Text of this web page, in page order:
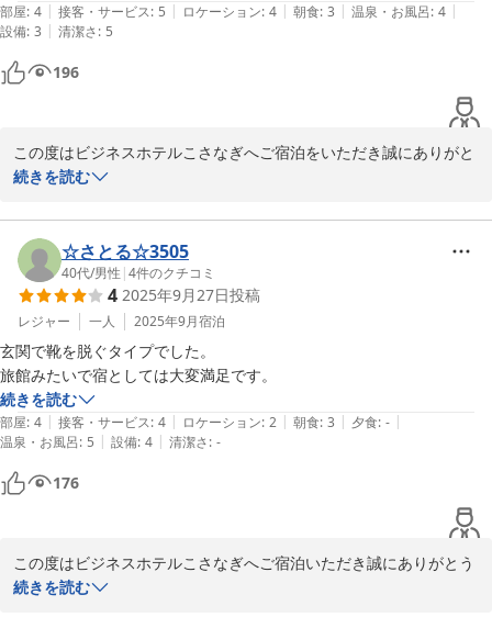
ビジネスホテル こさなぎ
部屋: 4 | 接客・サービス: 5 | ロケーション: 4 | 朝食: 3 | 温泉・お風呂: 4 |
設備: 3 | 清潔さ: 5
196
この度はビジネスホテルこさなぎへご宿泊をいただき誠にありがと
うございます。
当ホテルは最寄り駅より徒歩5分の所にあり、赤い名鉄電車が走
る、のどかな風景が見えるホテルです。
ゆっくりお過ごしいただけたようで、スタッフ一同嬉しく思いま
す。
また豊田市へお越しの際はビジネスホテルこさなぎへお越しくださ
いませ。心よりお待ちしております。
ビジネスホテルこさなぎ
代表　高橋さとえ
ビジネスホテル こさなぎ
続きを読む
☆さとる☆3505
40代/男性 |4件のクチコミ
4 2025年9月27日投稿
レジャー 一人 2025年9月宿泊
玄関で靴を脱ぐタイプでした。
旅館みたいで宿としては大変満足です。
続きを読む
部屋: 4 | 接客・サービス: 4 | ロケーション: 2 | 朝食: 3 | 夕食: - |
温泉・お風呂: 5 | 設備: 4 | 清潔さ: -
176
この度はビジネスホテルこさなぎへご宿泊いただき誠にありがとう
ございました。
続きを読む